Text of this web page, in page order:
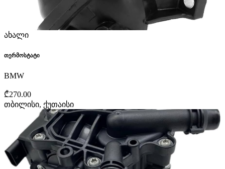
ახალი
თერმოსტატი
BMW
₾270.00
თბილისი, ქუთაისი